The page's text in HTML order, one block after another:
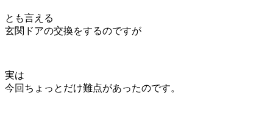
とも言える
玄関ドアの交換をするのですが
実は
今回 ちょっとだけ難点があったのです。